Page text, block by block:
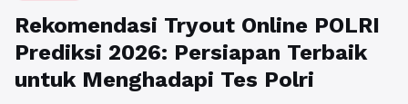
Rekomendasi Tryout Online POLRI
Prediksi 2026: Persiapan Terbaik
untuk Menghadapi Tes Polri